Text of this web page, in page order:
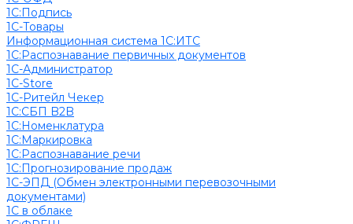
1С:Подпись
1С-Товары
Информационная система 1С:ИТС
1С:Распознавание первичных документов
1С-Администратор
1С-Store
1С-Ритейл Чекер
1С:СБП B2B
1С:Номенклатура
1С:Маркировка
1С:Распознавание речи
1С:Прогнозирование продаж
1С-ЭПД (Обмен электронными перевозочными
документами)
1С в облаке